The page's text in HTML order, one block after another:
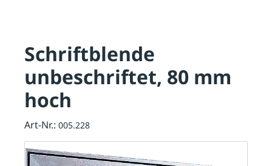
Schriftblende
unbeschriftet, 80 mm
hoch
Art-Nr.: 005.228